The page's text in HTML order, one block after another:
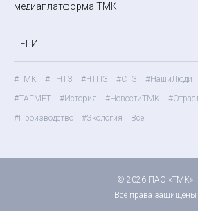
медиаплатформа ТМК
ТЕГИ
#ТМК #ПНТЗ #ЧТПЗ #СТЗ #НашиЛюди
#ТАГМЕТ
#История #НовостиТМК
#Производство
#Экология Все
© 2026 ПАО «ТМК»
Все права защищены